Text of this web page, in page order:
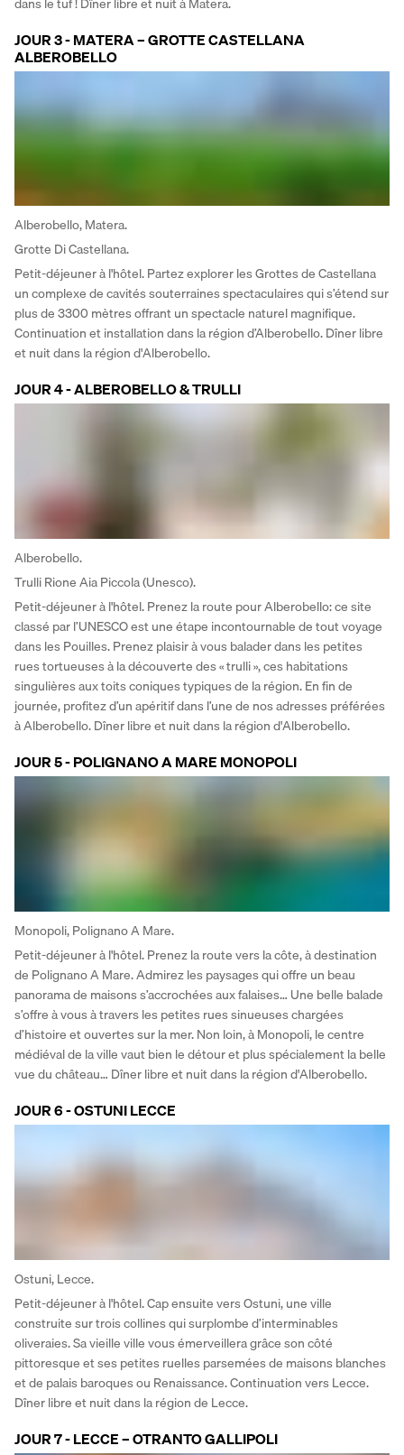
JOUR 3 - MATERA – GROTTE CASTELLANA
ALBEROBELLO
Alberobello, Matera.
Grotte Di Castellana.
Petit-déjeuner à l'hôtel. Partez explorer les Grottes de Castellana
un complexe de cavités souterraines spectaculaires qui s’étend sur
plus de 3300 mètres offrant un spectacle naturel magnifique.
Continuation et installation dans la région d’Alberobello. Dîner libre
et nuit dans la région d'Alberobello.
JOUR 4 - ALBEROBELLO & TRULLI
Alberobello.
Trulli Rione Aia Piccola (Unesco).
Petit-déjeuner à l'hôtel. Prenez la route pour Alberobello: ce site
classé par l’UNESCO est une étape incontournable de tout voyage
dans les Pouilles. Prenez plaisir à vous balader dans les petites
rues tortueuses à la découverte des « trulli », ces habitations
singulières aux toits coniques typiques de la région. En fin de
journée, profitez d’un apéritif dans l’une de nos adresses préférées
à Alberobello. Dîner libre et nuit dans la région d'Alberobello.
JOUR 5 - POLIGNANO A MARE MONOPOLI
Monopoli, Polignano A Mare.
Petit-déjeuner à l'hôtel. Prenez la route vers la côte, à destination
de Polignano A Mare. Admirez les paysages qui offre un beau
panorama de maisons s’accrochées aux falaises… Une belle balade
s’offre à vous à travers les petites rues sinueuses chargées
d’histoire et ouvertes sur la mer. Non loin, à Monopoli, le centre
médiéval de la ville vaut bien le détour et plus spécialement la belle
vue du château… Dîner libre et nuit dans la région d'Alberobello.
JOUR 6 - OSTUNI LECCE
Ostuni, Lecce.
Petit-déjeuner à l'hôtel. Cap ensuite vers Ostuni, une ville
construite sur trois collines qui surplombe d’interminables
oliveraies. Sa vieille ville vous émerveillera grâce son côté
pittoresque et ses petites ruelles parsemées de maisons blanches
et de palais baroques ou Renaissance. Continuation vers Lecce.
Dîner libre et nuit dans la région de Lecce.
JOUR 7 - LECCE – OTRANTO GALLIPOLI